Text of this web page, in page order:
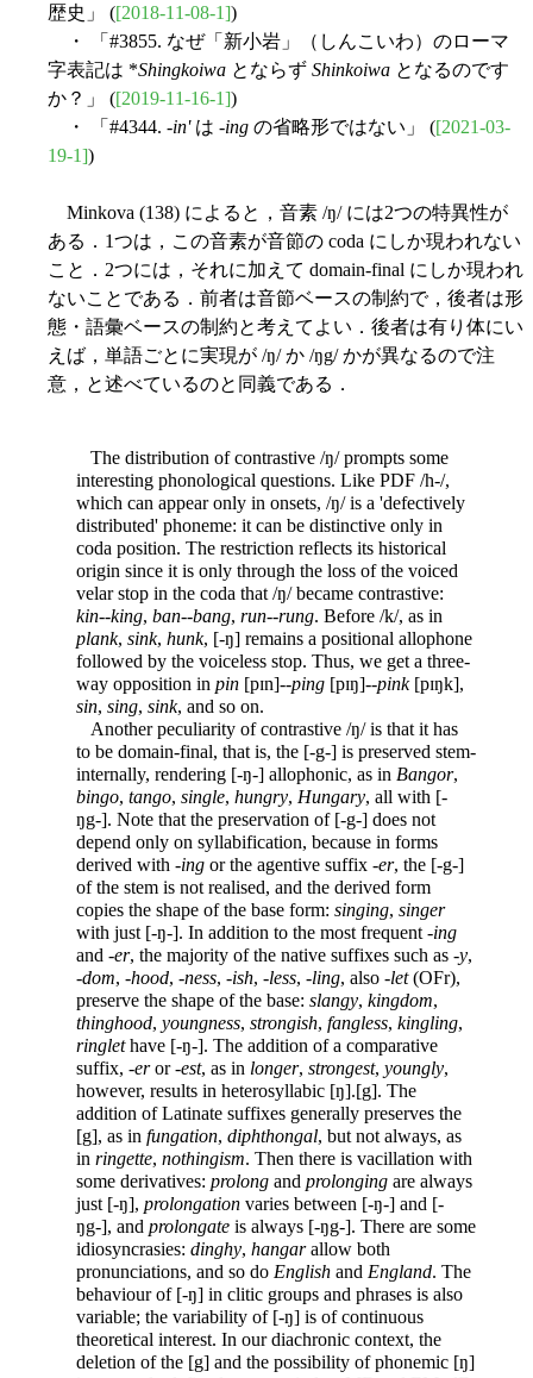
歴史」 ([2018-11-08-1])
・ 「#3855. なぜ「新小岩」（しんこいわ）のローマ
字表記は *Shingkoiwa とならず Shinkoiwa となるのです
か？」 ([2019-11-16-1])
・ 「#4344. -in' は -ing の省略形ではない」 ([2021-03-
19-1])
Minkova (138) によると，音素 /ŋ/ には2つの特異性が
ある．1つは，この音素が音節の coda にしか現われない
こと．2つには，それに加えて domain-final にしか現われ
ないことである．前者は音節ベースの制約で，後者は形
態・語彙ベースの制約と考えてよい．後者は有り体にい
えば，単語ごとに実現が /ŋ/ か /ŋg/ かが異なるので注
意，と述べているのと同義である．
The distribution of contrastive /ŋ/ prompts some
interesting phonological questions. Like PDF /h-/,
which can appear only in onsets, /ŋ/ is a 'defectively
distributed' phoneme: it can be distinctive only in
coda position. The restriction reflects its historical
origin since it is only through the loss of the voiced
velar stop in the coda that /ŋ/ became contrastive:
kin--king, ban--bang, run--rung. Before /k/, as in
plank, sink, hunk, [-ŋ] remains a positional allophone
followed by the voiceless stop. Thus, we get a three-
way opposition in pin [pɪn]--ping [pɪŋ]--pink[pɪŋk],
sin, sing, sink, and so on.
Another peculiarity of contrastive /ŋ/ is that it has
to be domain-final, that is, the [-g-] is preserved stem-
internally, rendering [-ŋ-] allophonic, as in Bangor,
bingo, tango, single, hungry, Hungary, all with [-
ŋg-]. Note that the preservation of [-g-] does not
depend only on syllabification, because in forms
derived with -ing or the agentive suffix -er, the [-g-]
of the stem is not realised, and the derived form
copies the shape of the base form: singing, singer
with just [-ŋ-]. In addition to the most frequent -ing
and -er, the majority of the native suffixes such as -y,
-dom, -hood, -ness, -ish, -less, -ling, also -let(OFr),
preserve the shape of the base: slangy, kingdom,
thinghood, youngness, strongish, fangless, kingling,
ringlethave [-ŋ-]. The addition of a comparative
suffix, -eror -est, as in longer, strongest, youngly,
however, results in heterosyllabic [ŋ].[g]. The
addition of Latinate suffixes generally preserves the
[g], as in fungation, diphthongal, but not always, as
in ringette, nothingism. Then there is vacillation with
some derivatives: prolong and prolonging are always
just [-ŋ], prolongation varies between [-ŋ-] and [-
ŋg-], and prolongate is always [-ŋg-]. There are some
idiosyncrasies: dinghy, hangarallow both
pronunciations, and so do English and England. The
behaviour of [-ŋ] in clitic groups and phrases is also
variable; the variability of [-ŋ] is of continuous
theoretical interest. In our diachronic context, the
deletion of the [g] and the possibility of phonemic [ŋ]